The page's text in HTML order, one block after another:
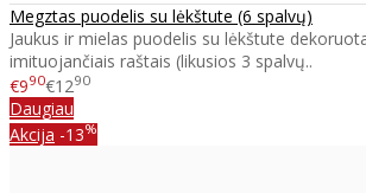
Megztas puodelis su lėkštute (6 spalvų)
Jaukus ir mielas puodelis su lėkštute
imituojančiais raštais (likusios 3 spalvų..
€990€1290
Daugiau
Akcija -13%